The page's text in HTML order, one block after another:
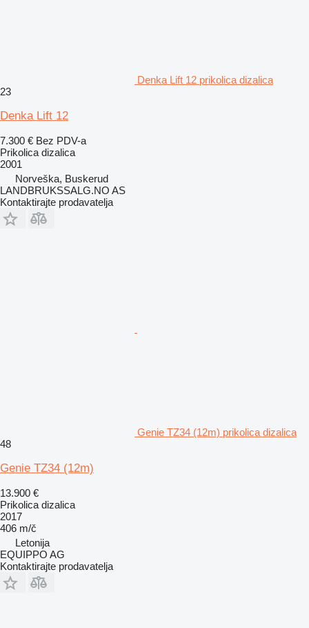
Denka Lift 12 prikolica dizalica
23
Denka Lift 12
7.300 € Bez PDV-a
Prikolica dizalica
2001
Norveška, Buskerud
LANDBRUKSSALG.NO AS
Kontaktirajte prodavatelja
Genie TZ34 (12m) prikolica dizalica
48
Genie TZ34 (12m)
13.900 €
Prikolica dizalica
2017
406 m/č
Letonija
EQUIPPO AG
Kontaktirajte prodavatelja